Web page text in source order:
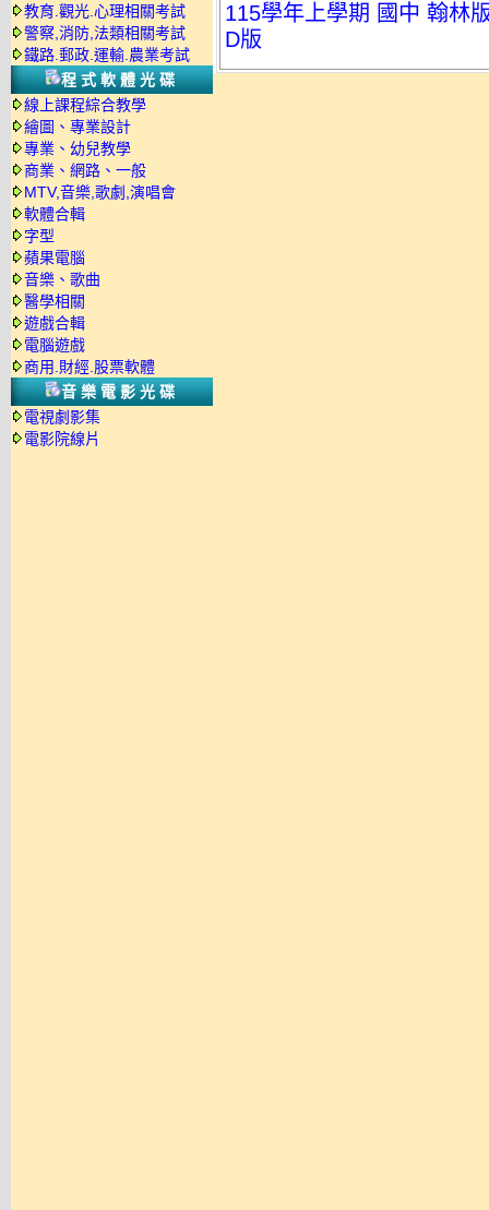
教育.觀光.心理相關考試
警察,消防,法類相關考試
鐵路.郵政.運輸.農業考試
程式軟體光碟
線上課程綜合教學
繪圖、專業設計
專業、幼兒教學
商業、網路、一般
MTV,音樂,歌劇,演唱會
軟體合輯
字型
蘋果電腦
音樂、歌曲
醫學相關
遊戲合輯
電腦遊戲
商用.財經.股票軟體
音樂電影光碟
電視劇影集
電影院線片
115學年上學期 國中 翰林
D版